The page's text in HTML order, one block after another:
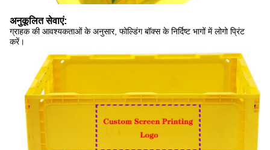
अनुकूलित सेवाएं:
ग्राहक की आवश्यकताओं के अनुसार, फोल्डिंग बॉक्स के निर्दिष्ट भागों में लोगो प्रिंट
करें।